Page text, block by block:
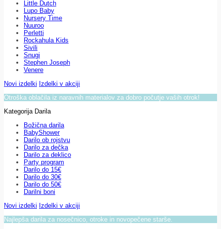
Little Dutch
Lupo Baby
Nursery Time
Nuuroo
Perletti
Rockahula Kids
Sivili
Snugi
Stephen Joseph
Venere
Novi izdelki Izdelki v akciji
Otroška oblačila iz naravnih materialov za dobro počutje vaših otrok!
Kategorija Darila
Božična darila
BabyShower
Darilo ob rojstvu
Darilo za dečka
Darilo za deklico
Party program
Darilo do 15€
Darilo do 30€
Darilo do 50€
Darilni boni
Novi izdelki Izdelki v akciji
Najlepša darila za nosečnico, otroke in novopečene starše.